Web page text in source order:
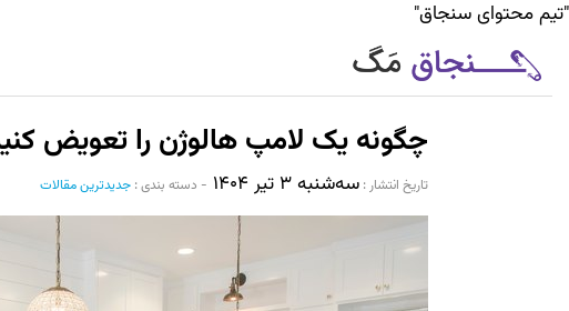
"تیم محتوای سنجاق"
چگونه یک لامپ هالوژن را تعویض
تاریخ انتشار :‌ سه‌شنبه ۳ تیر ۱۴۰۴ - دسته بندی : جدیدترین مقالات